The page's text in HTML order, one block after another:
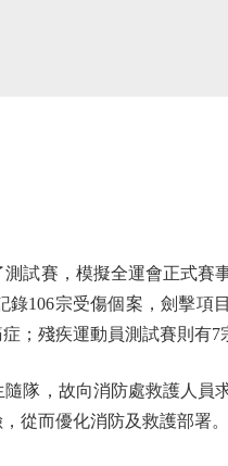
賽，模擬全運會正式賽事
106宗受傷個案，劍擊項
；殘疾運動員測試賽則有7
，故向消防處救護人員
從而優化消防及救護部署。